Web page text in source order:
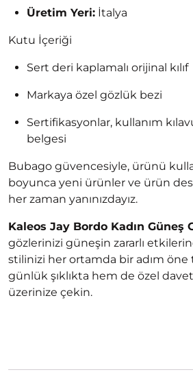
Üretim Yeri: İtalya
Kutu İçeriği
Sert deri kaplamalı orijinal kılıf
Markaya özel gözlük bezi
Sertifikasyonlar, kullanım
belgesi
Bubago güvencesiyle, ürünü
boyunca yeni ürünler ve ürün
her zaman yanınızdayız.
Kaleos Jay Bordo Kadın Güneş
gözlerinizi güneşin zararlı
stilinizi her ortamda bir adım öne
günlük şıklıkta hem de özel
üzerinize çekin.